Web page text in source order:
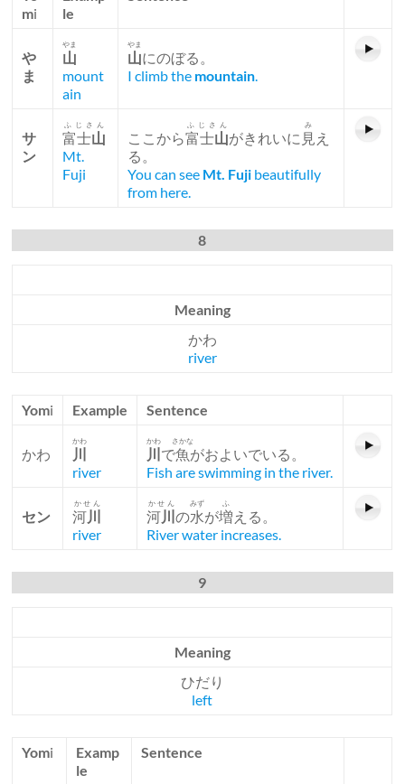
mi
le
や
ま
山
やま
mount
ain
山
やま
にのぼる。
I climb the mountain.
サ
ン
富士山
ふじさん
Mt.
Fuji
ここから富士山
ふじさん
がきれいに 見
み
え
る。
You can see Mt. Fuji beautifully
from here.
8
Meaning
かわ
river
Yomi Example Sentence
かわ 川
かわ
river
川
かわ
で魚
さかな
がおよいでいる。
Fish are swimming in the river.
セン 河川
かせん
river
河川
かせん
の水
みず
が増
ふ
える。
River water increases.
9
Meaning
ひだり
left
Yomi
Examp
le
Sentence